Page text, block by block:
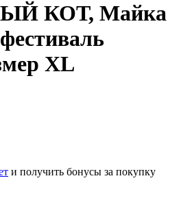
КОТ, Майка
XL
и получить бонусы за покупку